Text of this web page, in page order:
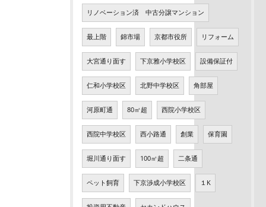
リノベーション済 中古分譲マンション
最上階 錦市場 京都市役所 リフォーム
大宮通り面す 下京雅小学校区 設備保証付
仁和小学校区 北野中学校区 角部屋
河原町通 80㎡超 西院小学校区
西院中学校区 西小路通 創業 保育園
堀川通り面す 100㎡超 二条通
ペット飼育 下京渉成小学校区 １K